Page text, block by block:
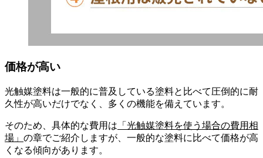
価格が高い
光触媒塗料は一般的に普及している塗料と比べて圧倒的に耐
久性が高いだけでなく、多くの機能を備えています。
そのため、具体的な費用は 「光触媒塗料を使う場合の費用相
場」 の章でご紹介しますが、一般的な塗料に比べて価格が高
くなる傾向があります。